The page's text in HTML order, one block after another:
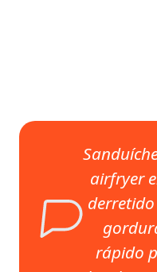
airfryer
rápido